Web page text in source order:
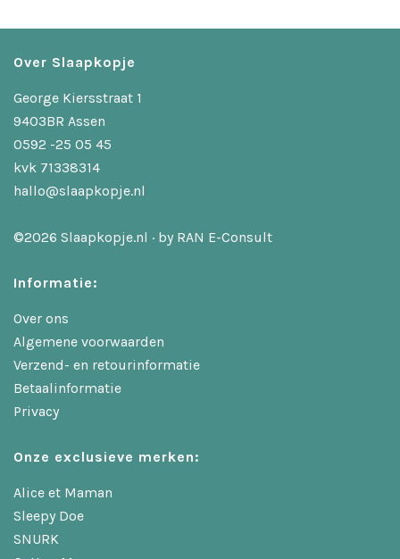
Over Slaapkopje
George Kiersstraat 1
9403BR Assen
0592 -25 05 45
kvk 71338314
hallo@slaapkopje.nl
©2026 Slaapkopje.nl · by RAN E-Consult
Informatie:
Over ons
Algemene voorwaarden
Verzend- en retourinformatie
Betaalinformatie
Privacy
Onze exclusieve merken:
Alice et Maman
Sleepy Doe
SNURK